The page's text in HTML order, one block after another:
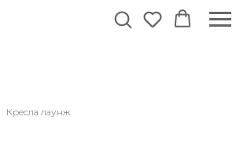
Кресла лаунж